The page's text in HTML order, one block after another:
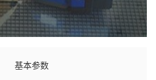
基本参数